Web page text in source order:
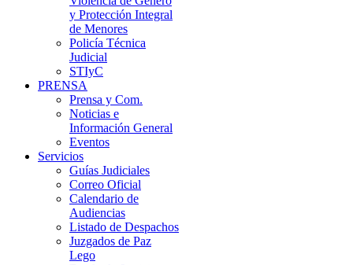
y Protección Integral
de Menores
Policía Técnica
Judicial
STIyC
PRENSA
Prensa y Com.
Noticias e
Información General
Eventos
Servicios
Guías Judiciales
Correo Oficial
Calendario de
Audiencias
Listado de Despachos
Juzgados de Paz
Lego